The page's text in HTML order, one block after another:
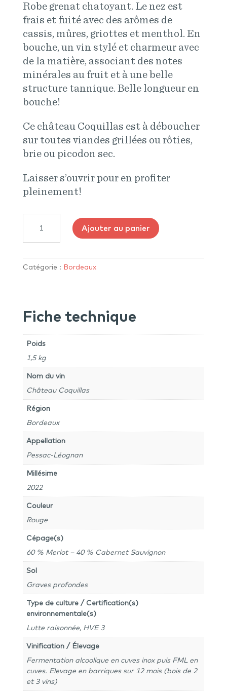
Robe grenat chatoyant. Le nez est
frais et fuité avec des arômes de
cassis, mûres, griottes et menthol. En
bouche, un vin stylé et charmeur avec
de la matière, associant des notes
minérales au fruit et à une belle
structure tannique. Belle longueur en
bouche!
Ce château Coquillas est à déboucher
sur toutes viandes grillées ou rôties,
brie ou picodon sec.
Laisser s’ouvrir pour en profiter
pleinement!
Château
2022
Léognan
Ajouter au panier
Catégorie : Bordeaux
Fiche technique
Poids
1,5 kg
Nom du vin
Château Coquillas
Région
Bordeaux
Appellation
Pessac-Léognan
Millésime
2022
Couleur
Rouge
Cépage(s)
60 % Merlot – 40 % Cabernet Sauvignon
Sol
Graves profondes
Type de culture / Certification(s)
environnementale(s)
Lutte raisonnée, HVE 3
Vinification / Élevage
Fermentation alcoolique en cuves inox puis FML en
cuves. Elevage en barriques sur 12 mois (bois de 2
et 3 vins)